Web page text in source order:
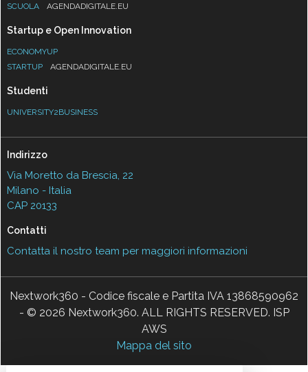
SCUOLA
AGENDADIGITALE.EU
Startup e Open Innovation
ECONOMYUP
STARTUP
AGENDADIGITALE.EU
Studenti
UNIVERSITY2BUSINESS
Indirizzo
Via Moretto da Brescia, 22
Milano - Italia
CAP 20133
Contatti
Contatta il nostro team per maggiori informazioni
Nextwork360 - Codice fiscale e Partita IVA 13868590962
- © 2026 Nextwork360. ALL RIGHTS RESERVED. ISP
AWS
Mappa del sito